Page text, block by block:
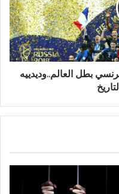
المنتخب الفرنسي بطل العالم..وديدييه